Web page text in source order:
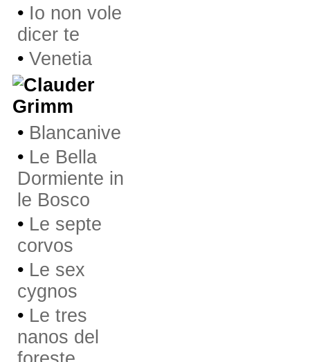
• Io non vole
dicer te
• Venetia
Grimm
• Blancanive
• Le Bella
Dormiente in
le Bosco
• Le septe
corvos
• Le sex
cygnos
• Le tres
nanos del